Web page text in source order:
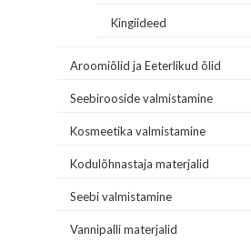
Kingiideed
Aroomiõlid ja Eeterlikud õlid
Seebirooside valmistamine
Kosmeetika valmistamine
Kodulõhnastaja materjalid
Seebi valmistamine
Vannipalli materjalid